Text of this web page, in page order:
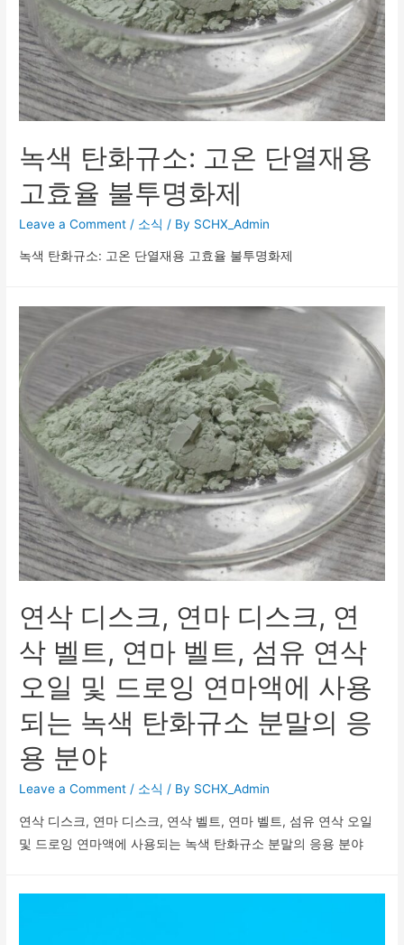
녹색 탄화규소: 고온 단열재용
고효율 불투명화제
Leave a Comment / 소식 / By SCHX_Admin
녹색 탄화규소: 고온 단열재용 고효율 불투명화제
연삭 디스크, 연마 디스크, 연
삭 벨트, 연마 벨트, 섬유 연삭
오일 및 드로잉 연마액에 사용
되는 녹색 탄화규소 분말의 응
용 분야
Leave a Comment / 소식 / By SCHX_Admin
연삭 디스크, 연마 디스크, 연삭 벨트, 연마 벨트, 섬유 연삭 오일
및 드로잉 연마액에 사용되는 녹색 탄화규소 분말의 응용 분야